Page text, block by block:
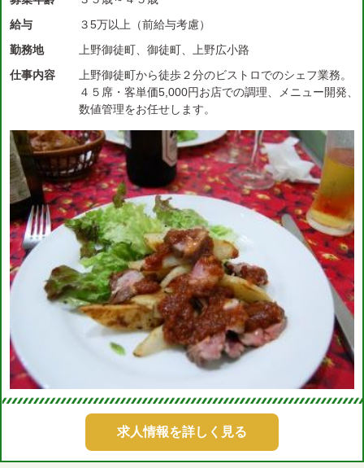
給与
３5万以上（前給与考慮）
勤務地
上野御徒町、御徒町、上野広小路
仕事内容
上野御徒町から徒歩２分のビストロでのシェフ業務。
４５席・客単価5,000円お店での調理、メニュー開発、
数値管理をお任せします。
求人情報を詳しく見る